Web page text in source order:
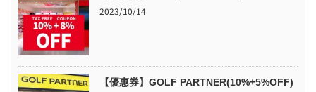
2023/10/14
【優惠券】GOLF PARTNER(10%+5%OFF)